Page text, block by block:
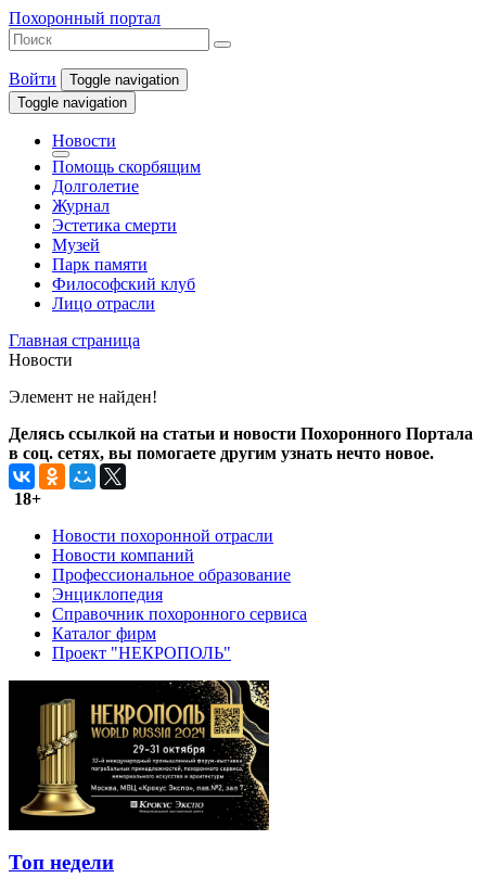
Похоронный портал
Войти
Toggle navigation
Toggle navigation
Новости
Помощь скорбящим
Долголетие
Журнал
Эстетика смерти
Музей
Парк памяти
Философский клуб
Лицо отрасли
Главная страница
Новости
Элемент не найден!
Делясь ссылкой на статьи и новости Похоронного Портала
в соц. сетях, вы помогаете другим узнать нечто новое.
18+
Новости похоронной отрасли
Новости компаний
Профессиональное образование
Энциклопедия
Справочник похоронного сервиса
Каталог фирм
Проект "НЕКРОПОЛЬ"
Топ недели